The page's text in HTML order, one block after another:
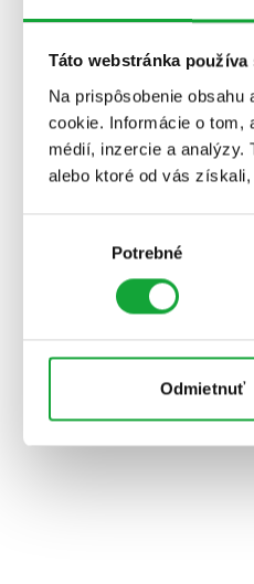
Táto webstránka
Na prispôsobenie
cookie. Informácie o tom,
médií, inzercie a
alebo ktoré od vás
Potrebné
Odmietnuť